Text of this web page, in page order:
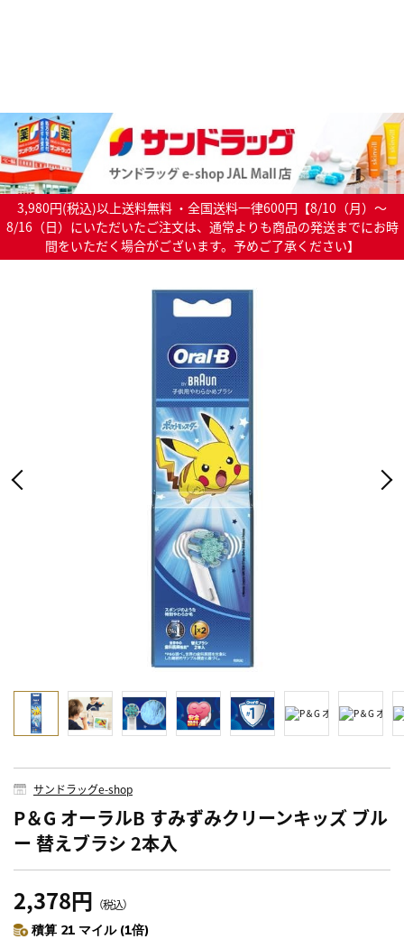
3,980円(税込)以上送料無料 ・全国送料一律600円【8/10（月）～
8/16（日）にいただいたご注文は、通常よりも商品の発送までにお時
間をいただく場合がございます。予めご了承ください】
サンドラッグe-shop
P＆G オーラルB すみずみクリーンキッズ ブル
ー 替えブラシ 2本入
2,378円 （税込）
積算 21 マイル (1倍)